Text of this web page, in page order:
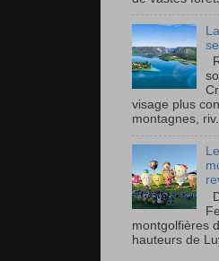
visage plus
montagnes,
montgolfières
hauteurs de